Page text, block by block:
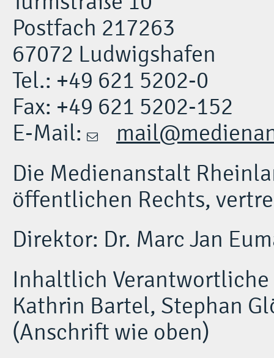
Postfach 217263
67072 Ludwigshafen
Tel.: +49 621 5202-0
Fax: +49 621 5202-152
E-Mail:
Die Medienanstalt
öffentlichen Rechts,
Direktor: Dr. Marc Jan
Inhaltlich Verantwortliche
Kathrin Bartel, Stephan
(Anschrift wie oben)